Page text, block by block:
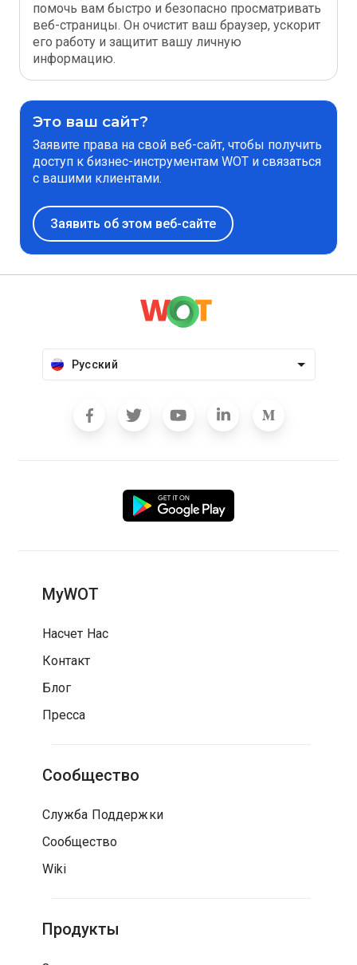
помочь вам быстро и безопасно просматривать
веб-страницы. Он очистит ваш браузер, ускорит
его работу и защитит вашу личную
информацию.
Это ваш сайт?
Заявите права на свой веб-сайт, чтобы получить
доступ к бизнес-инструментам WOT и связаться
с вашими клиентами.
Заявить об этом веб-сайте
Русский
MyWOT
Насчет Нас
Контакт
Блог
Пресса
Сообщество
Служба Поддержки
Сообщество
Wiki
Продукты